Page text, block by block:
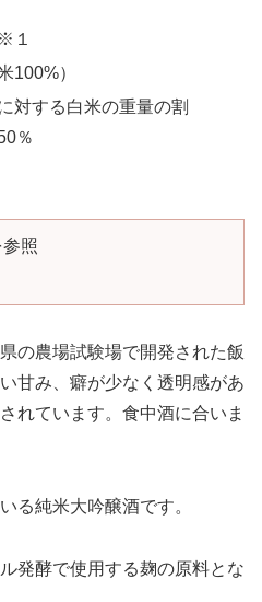
１
100%）
対する白米の重量の割
％
照
農場試験場で開発された飯
甘み、癖が少なく透明感があ
れています。食中酒に合いま
る純米大吟醸酒です。
発酵で使用する麹の原料とな